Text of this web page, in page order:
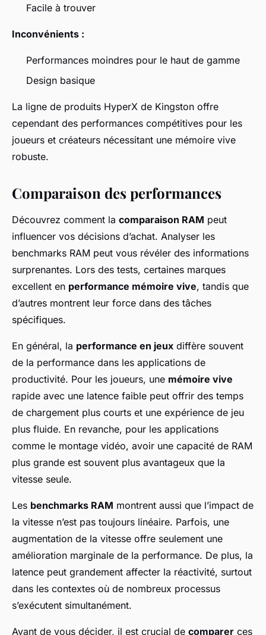
Facile à trouver
Inconvénients :
Performances moindres pour le haut de gamme
Design basique
La ligne de produits HyperX de Kingston offre
cependant des performances compétitives pour les
joueurs et créateurs nécessitant une mémoire vive
robuste.
Comparaison des performances
Découvrez comment la comparaison RAM peut
influencer vos décisions d’achat. Analyser les
benchmarks RAM peut vous révéler des informations
surprenantes. Lors des tests, certaines marques
excellent en performance mémoire vive, tandis que
d’autres montrent leur force dans des tâches
spécifiques.
En général, la performance en jeux diffère souvent
de la performance dans les applications de
productivité. Pour les joueurs, une mémoire vive
rapide avec une latence faible peut offrir des temps
de chargement plus courts et une expérience de jeu
plus fluide. En revanche, pour les applications
comme le montage vidéo, avoir une capacité de RAM
plus grande est souvent plus avantageux que la
vitesse seule.
Les benchmarks RAM montrent aussi que l’impact de
la vitesse n’est pas toujours linéaire. Parfois, une
augmentation de la vitesse offre seulement une
amélioration marginale de la performance. De plus, la
latence peut grandement affecter la réactivité, surtout
dans les contextes où de nombreux processus
s’exécutent simultanément.
Avant de vous décider, il est crucial de comparer ces